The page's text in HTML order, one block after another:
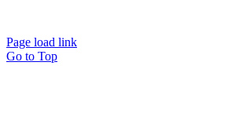
Page load link
Go to Top